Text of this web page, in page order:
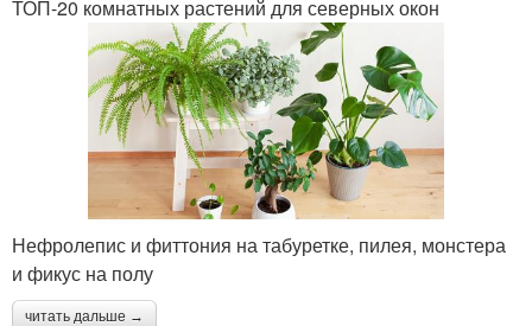
ТОП-20 комнатных растений для северных окон
Нефролепис и фиттония на табуретке, пилея, монстера
и фикус на полу
читать дальше →